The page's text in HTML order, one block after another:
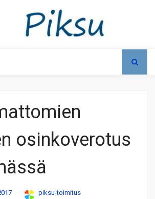
osinkoverotus
piksu-toimitus